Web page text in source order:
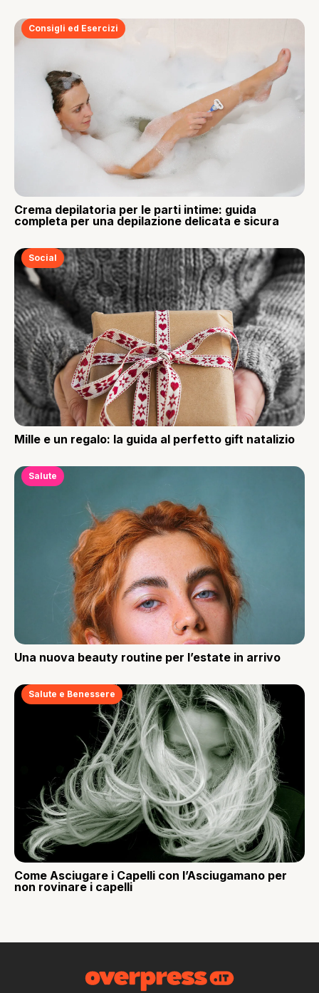
Consigli ed Esercizi
Crema depilatoria per le parti intime: guida
completa per una depilazione delicata e sicura
Social
Mille e un regalo: la guida al perfetto gift natalizio
Salute
Una nuova beauty routine per l’estate in arrivo
Salute e Benessere
Come Asciugare i Capelli con l’Asciugamano per
non rovinare i capelli